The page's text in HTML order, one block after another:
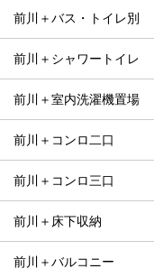
前川＋バス・トイレ別
前川＋シャワートイレ
前川＋室内洗濯機置場
前川＋コンロ二口
前川＋コンロ三口
前川＋床下収納
前川＋バルコニー